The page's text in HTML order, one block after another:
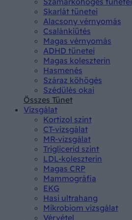
Skarlát tünetei
Alacsony vérnyomás
Csalánkiütés
Magas vérnyomás
ADHD tünetei
Magas koleszterin
Hasmenés
Száraz köhögés
Szédülés okai
Összes Tünet
Vizsgálat
Kortizol szint
CT-vizsgálat
MR-vizsgálat
Triglicerid szint
LDL-koleszterin
Magas CRP
Mammográfia
EKG
Hasi ultrahang
Mikrobiom vizsgálat
Vérvétel